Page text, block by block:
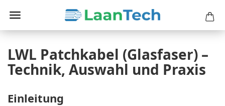
LWL Patchkabel (Glasfaser) –
Technik, Auswahl und Praxis
Einleitung